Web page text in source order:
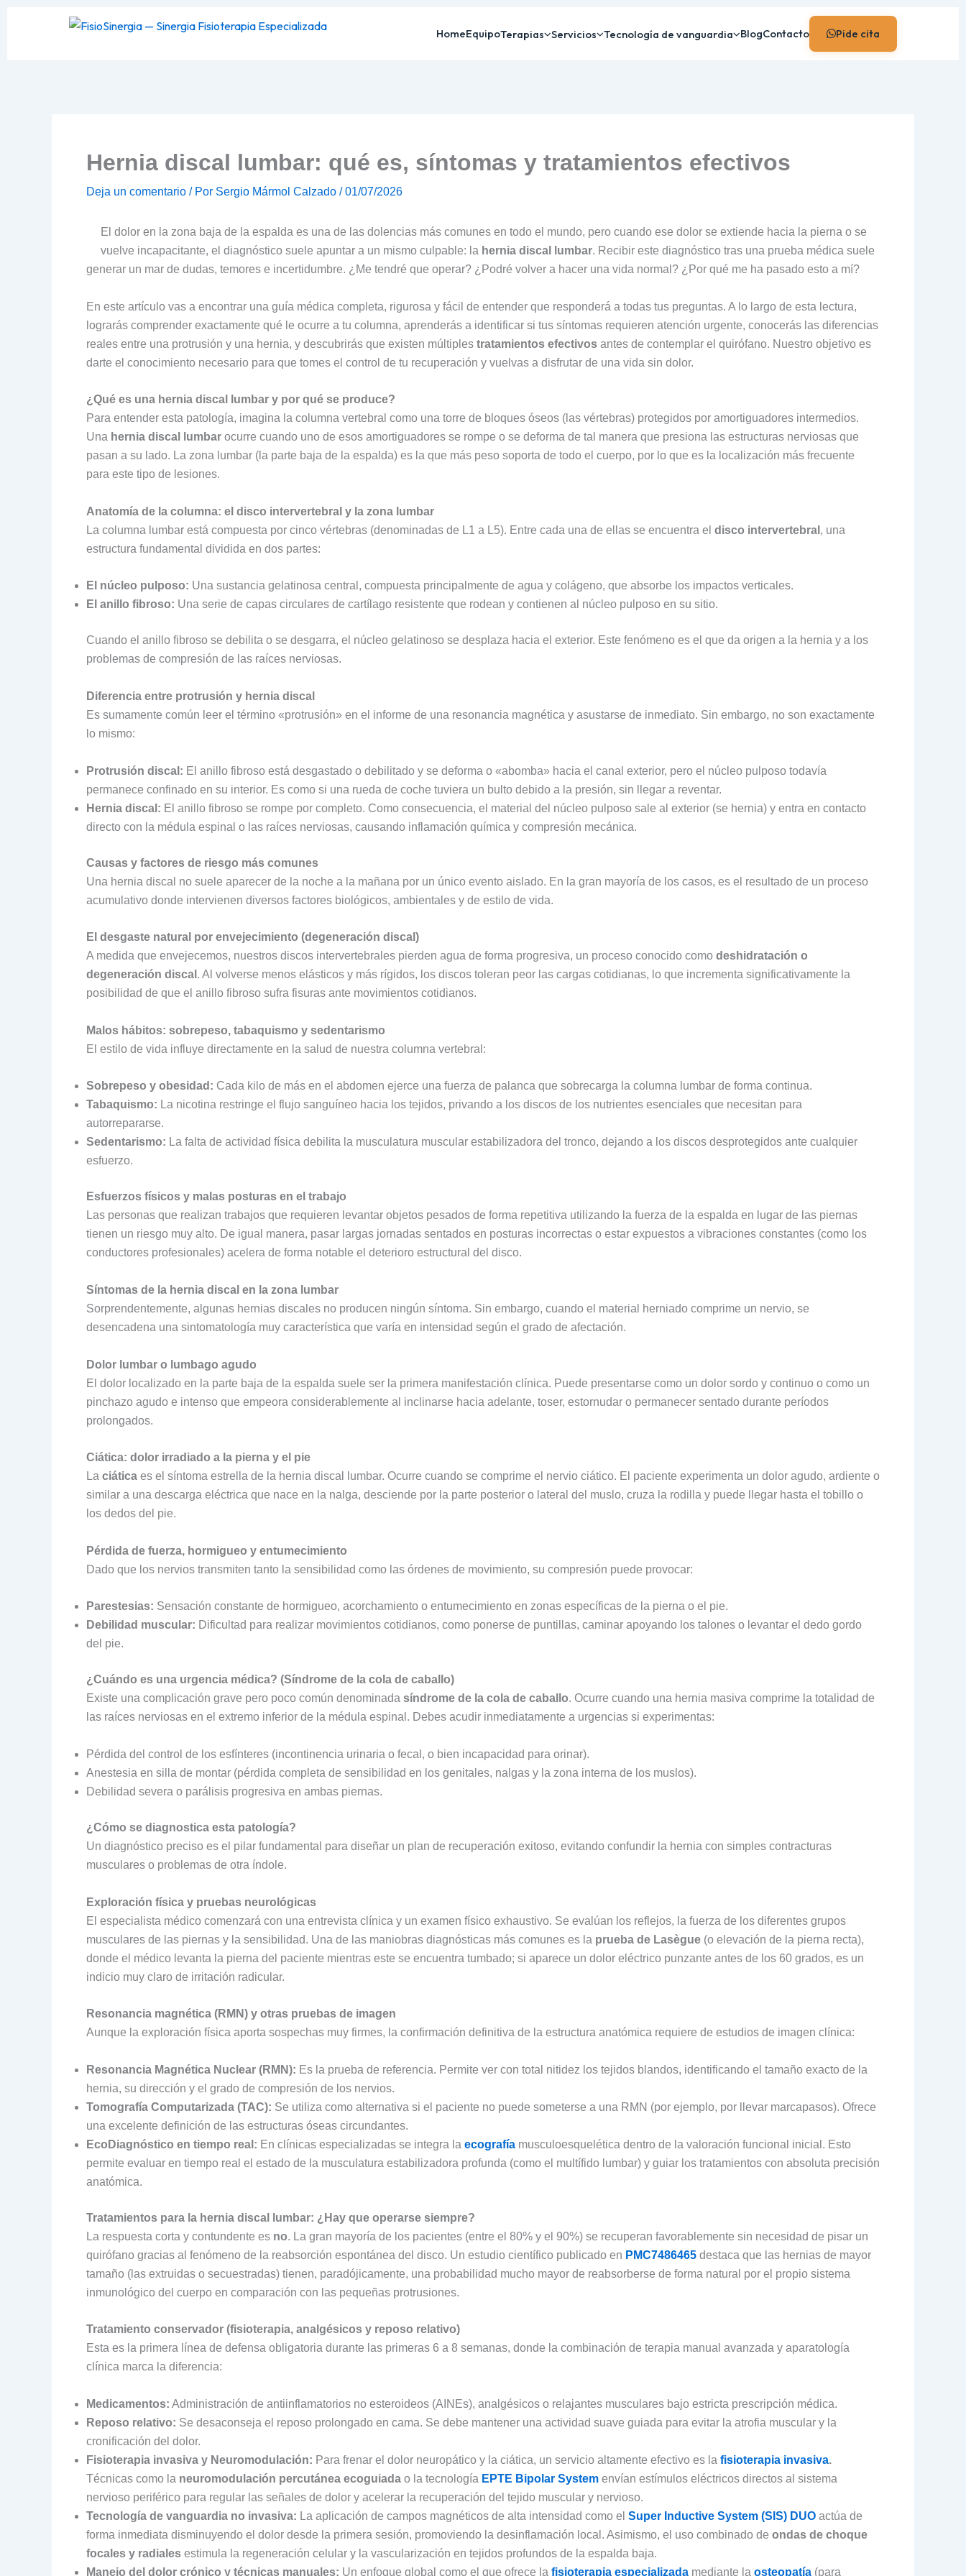
HomeEquipoTerapias Servicios Tecnología de vanguardia BlogContacto Pide cita
Hernia discal lumbar: qué es, síntomas y tratamientos efectivos
Deja un comentario / Por Sergio Mármol Calzado /01/07/2026
El dolor en la zona baja de la espalda es una de las dolencias más comunes en todo el mundo, pero cuando ese dolor se extiende hacia la pierna o se
vuelve incapacitante, el diagnóstico suele apuntar a un mismo culpable: la hernia discal lumbar. Recibir este diagnóstico tras una prueba médica suele
generar un mar de dudas, temores e incertidumbre. ¿Me tendré que operar? ¿Podré volver a hacer una vida normal? ¿Por qué me ha pasado esto a mí?
En este artículo vas a encontrar una guía médica completa, rigurosa y fácil de entender que responderá a todas tus preguntas. A lo largo de esta lectura,
lograrás comprender exactamente qué le ocurre a tu columna, aprenderás a identificar si tus síntomas requieren atención urgente, conocerás las diferencias
reales entre una protrusión y una hernia, y descubrirás que existen múltiples tratamientos efectivos antes de contemplar el quirófano. Nuestro objetivo es
darte el conocimiento necesario para que tomes el control de tu recuperación y vuelvas a disfrutar de una vida sin dolor.
¿Qué es una hernia discal lumbar y por qué se produce?
Para entender esta patología, imagina la columna vertebral como una torre de bloques óseos (las vértebras) protegidos por amortiguadores intermedios.
Una hernia discal lumbar ocurre cuando uno de esos amortiguadores se rompe o se deforma de tal manera que presiona las estructuras nerviosas que
pasan a su lado. La zona lumbar (la parte baja de la espalda) es la que más peso soporta de todo el cuerpo, por lo que es la localización más frecuente
para este tipo de lesiones.
Anatomía de la columna: el disco intervertebral y la zona lumbar
La columna lumbar está compuesta por cinco vértebras (denominadas de L1 a L5). Entre cada una de ellas se encuentra el disco intervertebral , una
estructura fundamental dividida en dos partes:
El núcleo pulposo: Una sustancia gelatinosa central, compuesta principalmente de agua y colágeno, que absorbe los impactos verticales.
El anillo fibroso: Una serie de capas circulares de cartílago resistente que rodean y contienen al núcleo pulposo en su sitio.
Cuando el anillo fibroso se debilita o se desgarra, el núcleo gelatinoso se desplaza hacia el exterior. Este fenómeno es el que da origen a la hernia y a los
problemas de compresión de las raíces nerviosas.
Diferencia entre protrusión y hernia discal
Es sumamente común leer el término «protrusión» en el informe de una resonancia magnética y asustarse de inmediato. Sin embargo, no son exactamente
lo mismo:
Protrusión discal: El anillo fibroso está desgastado o debilitado y se deforma o «abomba» hacia el canal exterior, pero el núcleo pulposo todavía
permanece confinado en su interior. Es como si una rueda de coche tuviera un bulto debido a la presión, sin llegar a reventar.
Hernia discal: El anillo fibroso se rompe por completo. Como consecuencia, el material del núcleo pulposo sale al exterior (se hernia) y entra en contacto
directo con la médula espinal o las raíces nerviosas, causando inflamación química y compresión mecánica.
Causas y factores de riesgo más comunes
Una hernia discal no suele aparecer de la noche a la mañana por un único evento aislado. En la gran mayoría de los casos, es el resultado de un proceso
acumulativo donde intervienen diversos factores biológicos, ambientales y de estilo de vida.
El desgaste natural por envejecimiento (degeneración discal)
A medida que envejecemos, nuestros discos intervertebrales pierden agua de forma progresiva, un proceso conocido como deshidratación o
degeneración discal . Al volverse menos elásticos y más rígidos, los discos toleran peor las cargas cotidianas, lo que incrementa significativamente la
posibilidad de que el anillo fibroso sufra fisuras ante movimientos cotidianos.
Malos hábitos: sobrepeso, tabaquismo y sedentarismo
El estilo de vida influye directamente en la salud de nuestra columna vertebral:
Sobrepeso y obesidad: Cada kilo de más en el abdomen ejerce una fuerza de palanca que sobrecarga la columna lumbar de forma continua.
Tabaquismo: La nicotina restringe el flujo sanguíneo hacia los tejidos, privando a los discos de los nutrientes esenciales que necesitan para
autorrepararse.
Sedentarismo: La falta de actividad física debilita la musculatura muscular estabilizadora del tronco, dejando a los discos desprotegidos ante cualquier
esfuerzo.
Esfuerzos físicos y malas posturas en el trabajo
Las personas que realizan trabajos que requieren levantar objetos pesados de forma repetitiva utilizando la fuerza de la espalda en lugar de las piernas
tienen un riesgo muy alto. De igual manera, pasar largas jornadas sentados en posturas incorrectas o estar expuestos a vibraciones constantes (como los
conductores profesionales) acelera de forma notable el deterioro estructural del disco.
Síntomas de la hernia discal en la zona lumbar
Sorprendentemente, algunas hernias discales no producen ningún síntoma. Sin embargo, cuando el material herniado comprime un nervio, se
desencadena una sintomatología muy característica que varía en intensidad según el grado de afectación.
Dolor lumbar o lumbago agudo
El dolor localizado en la parte baja de la espalda suele ser la primera manifestación clínica. Puede presentarse como un dolor sordo y continuo o como un
pinchazo agudo e intenso que empeora considerablemente al inclinarse hacia adelante, toser, estornudar o permanecer sentado durante períodos
prolongados.
Ciática: dolor irradiado a la pierna y el pie
La ciática es el síntoma estrella de la hernia discal lumbar. Ocurre cuando se comprime el nervio ciático. El paciente experimenta un dolor agudo, ardiente o
similar a una descarga eléctrica que nace en la nalga, desciende por la parte posterior o lateral del muslo, cruza la rodilla y puede llegar hasta el tobillo o
los dedos del pie.
Pérdida de fuerza, hormigueo y entumecimiento
Dado que los nervios transmiten tanto la sensibilidad como las órdenes de movimiento, su compresión puede provocar:
Parestesias: Sensación constante de hormigueo, acorchamiento o entumecimiento en zonas específicas de la pierna o el pie.
Debilidad muscular: Dificultad para realizar movimientos cotidianos, como ponerse de puntillas, caminar apoyando los talones o levantar el dedo gordo
del pie.
¿Cuándo es una urgencia médica? (Síndrome de la cola de caballo)
Existe una complicación grave pero poco común denominada síndrome de la cola de caballo. Ocurre cuando una hernia masiva comprime la totalidad de
las raíces nerviosas en el extremo inferior de la médula espinal. Debes acudir inmediatamente a urgencias si experimentas:
Pérdida del control de los esfínteres (incontinencia urinaria o fecal, o bien incapacidad para orinar).
Anestesia en silla de montar (pérdida completa de sensibilidad en los genitales, nalgas y la zona interna de los muslos).
Debilidad severa o parálisis progresiva en ambas piernas.
¿Cómo se diagnostica esta patología?
Un diagnóstico preciso es el pilar fundamental para diseñar un plan de recuperación exitoso, evitando confundir la hernia con simples contracturas
musculares o problemas de otra índole.
Exploración física y pruebas neurológicas
El especialista médico comenzará con una entrevista clínica y un examen físico exhaustivo. Se evalúan los reflejos, la fuerza de los diferentes grupos
musculares de las piernas y la sensibilidad. Una de las maniobras diagnósticas más comunes es la prueba de Lasègue (o elevación de la pierna recta),
donde el médico levanta la pierna del paciente mientras este se encuentra tumbado; si aparece un dolor eléctrico punzante antes de los 60 grados, es un
indicio muy claro de irritación radicular.
Resonancia magnética (RMN) y otras pruebas de imagen
Aunque la exploración física aporta sospechas muy firmes, la confirmación definitiva de la estructura anatómica requiere de estudios de imagen clínica:
Resonancia Magnética Nuclear (RMN): Es la prueba de referencia. Permite ver con total nitidez los tejidos blandos, identificando el tamaño exacto de la
hernia, su dirección y el grado de compresión de los nervios.
Tomografía Computarizada (TAC): Se utiliza como alternativa si el paciente no puede someterse a una RMN (por ejemplo, por llevar marcapasos). Ofrece
una excelente definición de las estructuras óseas circundantes.
EcoDiagnóstico en tiempo real: En clínicas especializadas se integra la ecografía musculoesquelética dentro de la valoración funcional inicial. Esto
permite evaluar en tiempo real el estado de la musculatura estabilizadora profunda (como el multífido lumbar) y guiar los tratamientos con absoluta precisión
anatómica.
Tratamientos para la hernia discal lumbar: ¿Hay que operarse siempre?
La respuesta corta y contundente es no. La gran mayoría de los pacientes (entre el 80% y el 90%) se recuperan favorablemente sin necesidad de pisar un
quirófano gracias al fenómeno de la reabsorción espontánea del disco. Un estudio científico publicado en PMC7486465 destaca que las hernias de mayor
tamaño (las extruidas o secuestradas) tienen, paradójicamente, una probabilidad mucho mayor de reabsorberse de forma natural por el propio sistema
inmunológico del cuerpo en comparación con las pequeñas protrusiones.
Tratamiento conservador (fisioterapia, analgésicos y reposo relativo)
Esta es la primera línea de defensa obligatoria durante las primeras 6 a 8 semanas, donde la combinación de terapia manual avanzada y aparatología
clínica marca la diferencia:
Medicamentos: Administración de antiinflamatorios no esteroideos (AINEs), analgésicos o relajantes musculares bajo estricta prescripción médica.
Reposo relativo: Se desaconseja el reposo prolongado en cama. Se debe mantener una actividad suave guiada para evitar la atrofia muscular y la
cronificación del dolor.
Fisioterapia invasiva y Neuromodulación: Para frenar el dolor neuropático y la ciática, un servicio altamente efectivo es la fisioterapia invasiva.
Técnicas como la neuromodulación percutánea ecoguiada o la tecnología EPTE Bipolar System envían estímulos eléctricos directos al sistema
nervioso periférico para regular las señales de dolor y acelerar la recuperación del tejido muscular y nervioso.
Tecnología de vanguardia no invasiva: La aplicación de campos magnéticos de alta intensidad como el Super Inductive System (SIS) DUO actúa de
forma inmediata disminuyendo el dolor desde la primera sesión, promoviendo la desinflamación local. Asimismo, el uso combinado de ondas de choque
focales y radiales estimula la regeneración celular y la vascularización en tejidos profundos de la espalda baja.
Manejo del dolor crónico y técnicas manuales: Un enfoque global como el que ofrece la fisioterapia especializada mediante la osteopatía (para